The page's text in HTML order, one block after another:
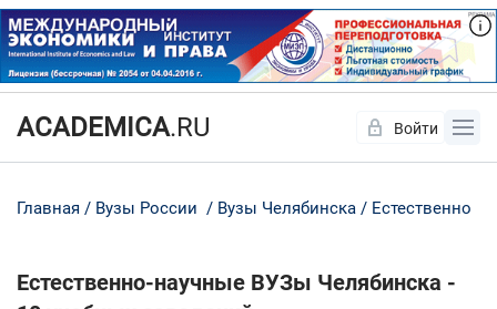
ACADEMICA.RU Войти
Главная Вузы России Вузы Челябинска Естественно
Естественно-научные ВУЗы Челябинска -
Да Нет